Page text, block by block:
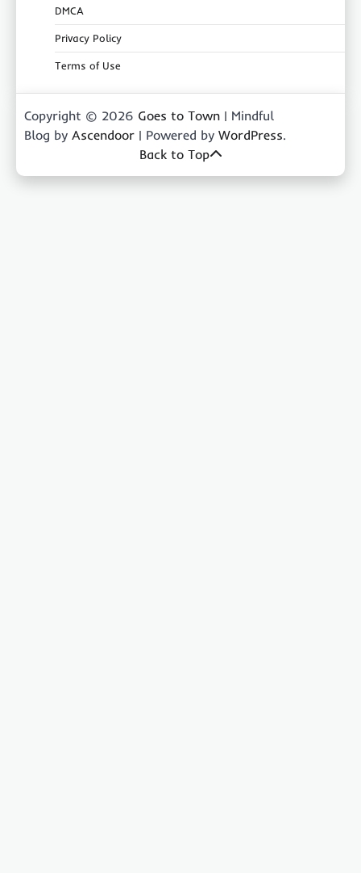
DMCA
Privacy Policy
Terms of Use
Copyright © 2026 Goes to Town | Mindful
Blog by Ascendoor | Powered by WordPress.
Back to Top